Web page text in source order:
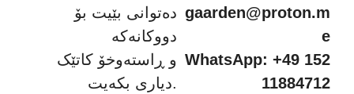
دەتوانی بێیت بۆ
دووکانەکە
و ڕاستەوخۆ کاتێک
دیاری بکەیت.
gaarden@proton.m
e
WhatsApp: +49 152
11884712